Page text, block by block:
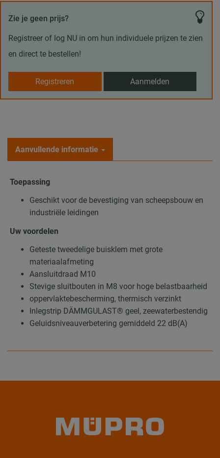
Zie je geen prijs?
Registreer of log NU in om hun individuele prijzen te zien
en direct te bestellen!
Registreren Aanmelden
Aanvullende informatie
Toepassing
Geschikt voor de bevestiging van scheepsbouw en
industriële leidingen
Uw voordelen
Geteste tweedelige buisklem met grote
materiaalafmeting
Aansluitdraad M10
Stevige sluitbouten in M8 voor hoge belastbaarheid
oppervlaktebescherming, thermisch verzinkt
Inlegstrip DÄMMGULAST® geel, zeewaterbestendig
Geluidsniveauverbetering gemiddeld 22 dB(A)